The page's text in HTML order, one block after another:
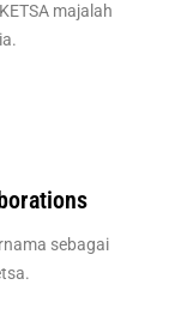
majalah
sebagai